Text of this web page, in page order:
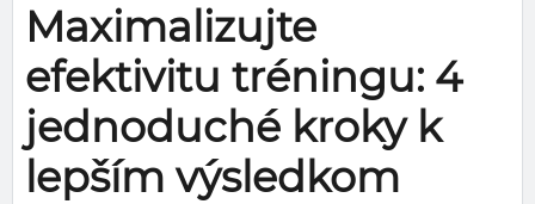
Maximalizujte
efektivitu tréningu: 4
jednoduché kroky k
lepším výsledkom